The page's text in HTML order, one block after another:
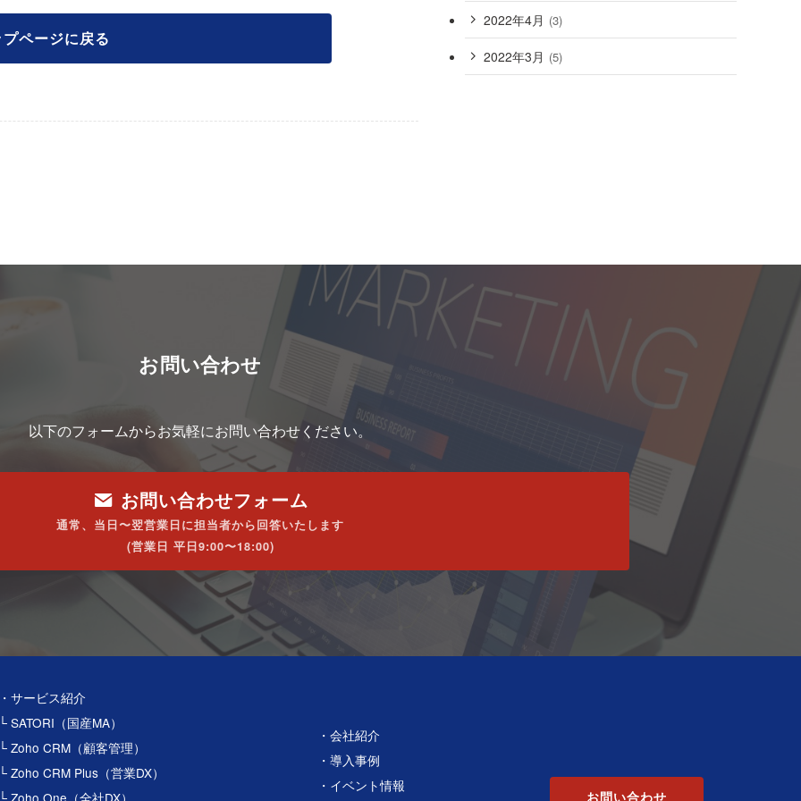
ページに戻る
2022年4月 (3)
2022年3月 (5)
お問い合わせ
以下のフォームからお気軽にお問い合わせください。
お問い合わせフォーム
通常、当日〜翌営業日に担当者から回答いたします
(営業日 平日9:00〜18:00)
サービス紹介
SATORI（国産MA）
Zoho CRM（顧客管理）
Zoho CRM Plus（営業DX）
・会社紹介
・導入事例
・イベント情報
お問い合わせ